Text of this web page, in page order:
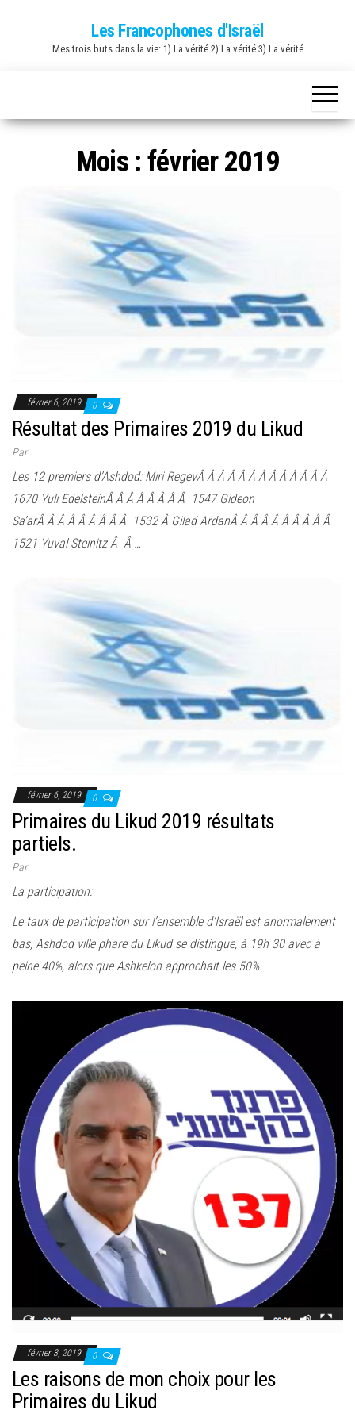
Les Francophones d'Israël
Mes trois buts dans la vie: 1) La vérité 2) La vérité 3) La vérité
Mois : février 2019
février 6, 2019 0
Résultat des Primaires 2019 du Likud
Par
Les 12 premiers d’Ashdod: Miri RegevÂ Â Â Â Â Â Â Â Â Â Â Â Â
1670 Yuli EdelsteinÂ Â Â Â Â Â Â Â 1547 Gideon
Sa’arÂ Â Â Â Â Â Â Â Â 1532 Â Gilad ArdanÂ Â Â Â Â Â Â Â Â Â
1521 Yuval Steinitz Â Â …
février 6, 2019 0
Primaires du Likud 2019 résultats
partiels.
Par
La participation:
Le taux de participation sur l’ensemble d’Israël est anormalement
bas, Ashdod ville phare du Likud se distingue, à 19h 30 avec à
peine 40%, alors que Ashkelon approchait les 50%.
février 3, 2019 0
Les raisons de mon choix pour les
Primaires du Likud